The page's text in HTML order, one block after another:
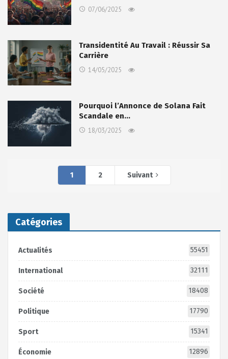
07/06/2025
Transidentité Au Travail : Réussir Sa
Carrière
14/05/2025
Pourquoi l’Annonce de Solana Fait
Scandale en…
18/03/2025
1 2 Suivant
Catégories
Actualités 55451
International 32111
Société 18408
Politique 17790
Sport 15341
Économie 12896